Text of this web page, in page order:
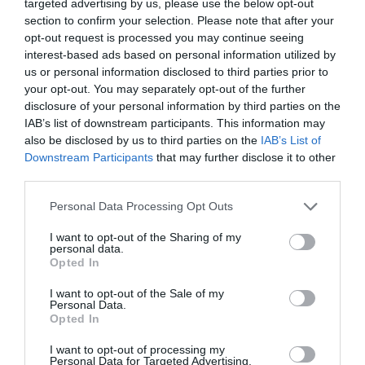
targeted advertising by us, please use the below opt-out
section to confirm your selection. Please note that after your
opt-out request is processed you may continue seeing
interest-based ads based on personal information utilized by
us or personal information disclosed to third parties prior to
your opt-out. You may separately opt-out of the further
disclosure of your personal information by third parties on the
IAB’s list of downstream participants. This information may
also be disclosed by us to third parties on the IAB’s List of
Downstream Participants that may further disclose it to other
Personal Data Processing Opt Outs
I want to opt-out of the Sharing of my
personal data.
Opted In
I want to opt-out of the Sale of my
Personal Data.
Opted In
I want to opt-out of processing my
Personal Data for Targeted Advertising.
móvil de la fiscala jefa provincial de Madrid, Pilar Rodríguez,
investigada en la...
“La prensa debe entrar a Gaza para narrar
la historia”
JUAN CARLOS RUIZ 13/03/2025
"He visto muchos escenarios de crisis humanitaria,
pero lo que vi en Gaza es otro nivel", ha dicho el
coordinador de la ONU para Ayuda de Emergencia,Tom
Fletcher, rememorando las escenas terribles, que
observó durante su visita a ese territorio palestino
devastado en enero pasado, como la de unos perros
devorando cadáveres. “Quienquiera que impida la...